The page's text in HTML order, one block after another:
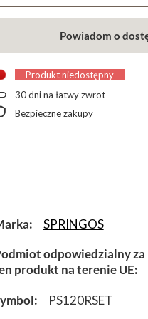
Powiadom o
Produkt niedostępny
30dni na łatwy zwrot
Bezpieczne zakupy
SPRINGOS
odpowiedzialny za
produkt na terenie UE
PS120RSET